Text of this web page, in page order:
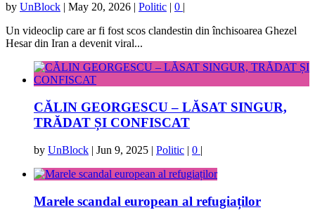
by UnBlock May 20, 2026 Politic 0
Un videoclip care ar fi fost scos clandestin din închisoarea Ghezel
Hesar din Iran a devenit viral...
CĂLIN GEORGESCU – LĂSAT SINGUR,
TRĂDAT ȘI CONFISCAT
by UnBlock | Jun 9, 2025 | Politic | 0 |
Marele scandal european al refugiaților